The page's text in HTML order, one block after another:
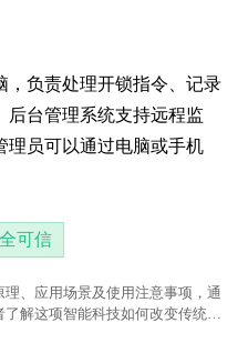
，负责处理开锁指令、记录
后台管理系统支持远程监
理员可以通过电脑或手机
可信
、应用场景及使用注意事项，通
解这项智能科技如何改变传统钥